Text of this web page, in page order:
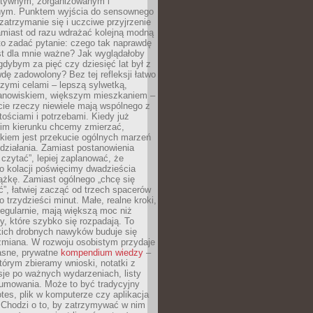
Punktem wyjścia do sensownego
się i uczciwe przyjrzenie
od razu wdrażać kolejną modną
zadać pytanie: czego tak naprawdę
dla mnie ważne? Jak wyglądałoby
za pięć czy dziesięć lat był z
zadowolony? Bez tej refleksji łatwo
celami – lepszą sylwetką,
większym mieszkaniem –
rzeczy niewiele mają wspólnego z
i potrzebami. Kiedy już
kierunku chcemy zmierzać,
jest przekucie ogólnych marzeń
Zamiast postanowienia
czytać”, lepiej zaplanować, że
kolacji poświęcimy dwadzieścia
Zamiast ogólnego „chcę się
łatwiej zacząć od trzech spacerów
trzydzieści minut. Małe, realne kroki,
mają większą moc niż
które szybko się rozpadają. To
drobnych nawyków buduje się
W rozwoju osobistym przydaje
prywatne kompendium wiedzy –
zbieramy wnioski, notatki z
po ważnych wydarzeniach, listy
Może to być tradycyjny
plik w komputerze czy aplikacja
o to, by zatrzymywać w nim